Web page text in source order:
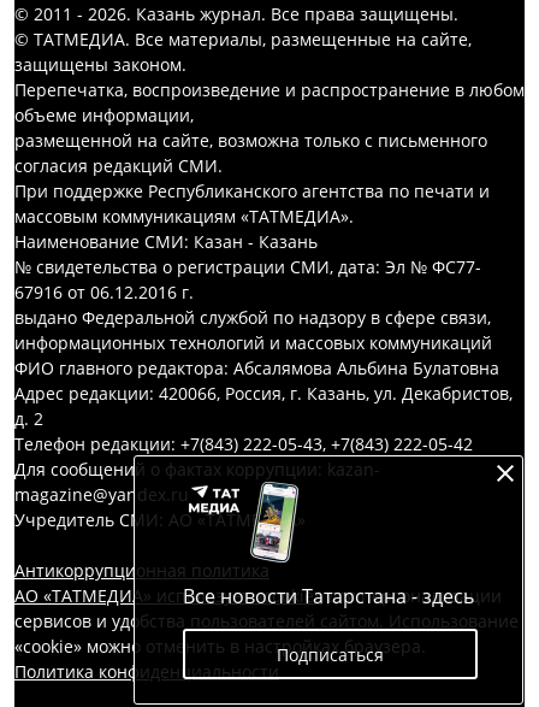
Все новости Татарстана - здесь
Подписаться
© 2011 - 2026. Казань журнал. Все права защищены.
© ТАТМЕДИА. Все материалы, размещенные на сайте,
защищены законом.
Перепечатка, воспроизведение и распространение в любом
объеме информации,
размещенной на сайте, возможна только с письменного
согласия редакций СМИ.
При поддержке Республиканского агентства по печати и
массовым коммуникациям «ТАТМЕДИА».
Наименование СМИ: Казан - Казань
№ свидетельства о регистрации СМИ, дата: Эл № ФС77-
67916 от 06.12.2016 г.
выдано Федеральной службой по надзору в сфере связи,
информационных технологий и массовых коммуникаций
ФИО главного редактора: Абсалямова Альбина Булатовна
Адрес редакции: 420066, Россия, г. Казань, ул. Декабристов,
д. 2
Телефон редакции: +7(843) 222-05-43, +7(843) 222-05-42
Для сообщений о фактах коррупции: kazan-
magazine@yandex.ru
Учредитель СМИ: АО «ТАТМЕДИА»
Антикоррупционная политика
АО «ТАТМЕДИА» использует «cookie»для персонализации
сервисов и удобства пользователей сайтом. Использование
«cookie» можно отменить в настройках браузера.
Политика конфиденциальности